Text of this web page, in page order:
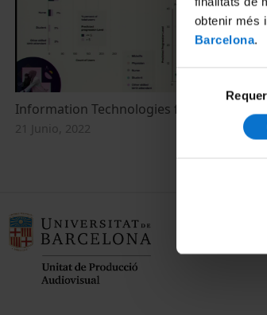
obtenir més
Barcelona.
Selecció
consentiment
Information Technologies for Health
21 Junio, 2022